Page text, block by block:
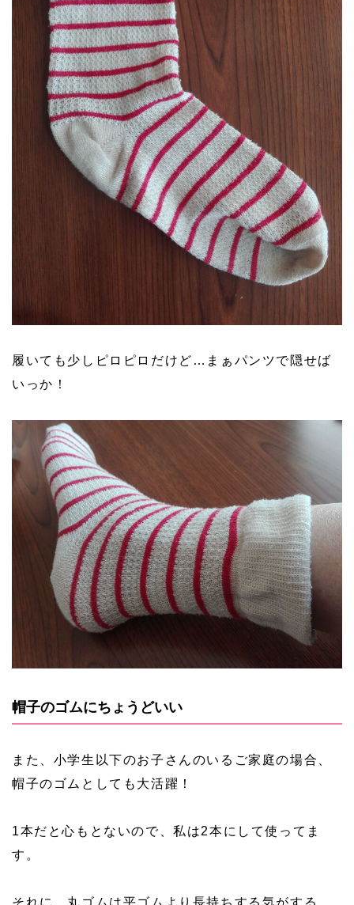
履いても少しピロピロだけど…まぁパンツで隠せば
いっか！
帽子のゴムにちょうどいい
また、小学生以下のお子さんのいるご家庭の場合、
帽子のゴムとしても大活躍！
1本だと心もとないので、私は2本にして使ってま
す。
それに、丸ゴムは平ゴムより長持ちする気がする